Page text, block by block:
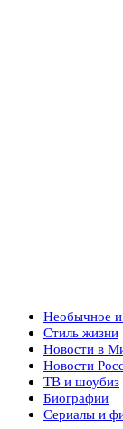
Необычное и
Стиль жизни
Новости в
Новости
ТВ и шоубиз
Биографии
Сериалы и